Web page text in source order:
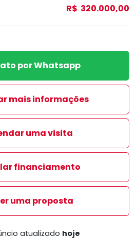
R$ 320.000,00
por Whatsapp
mais informações
uma visita
financiamento
uma proposta
atualizado hoje